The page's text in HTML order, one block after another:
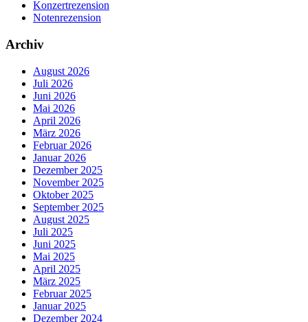
Konzertrezension
Notenrezension
Archiv
August 2026
Juli 2026
Juni 2026
Mai 2026
April 2026
März 2026
Februar 2026
Januar 2026
Dezember 2025
November 2025
Oktober 2025
September 2025
August 2025
Juli 2025
Juni 2025
Mai 2025
April 2025
März 2025
Februar 2025
Januar 2025
Dezember 2024